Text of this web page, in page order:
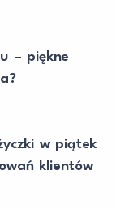
– piękne
w piątek
klientów